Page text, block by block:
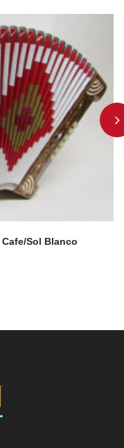
Sol Blanco